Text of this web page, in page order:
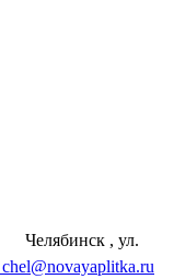
Челябинск , ул.
chel@novayaplitka.ru